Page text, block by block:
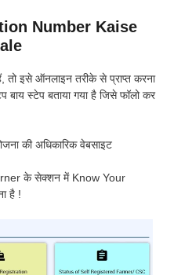
Number Kaise
इसे ऑनलाइन तरीके से प्राप्त करना
बाय स्टेप बताया गया है जिसे फॉलो कर
की अधिकारिक वेबसाइट
के सेक्शन में Know Your
है !